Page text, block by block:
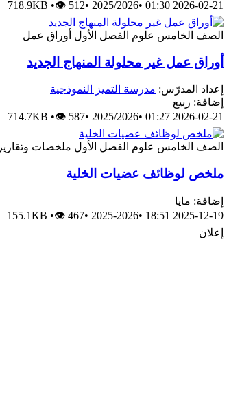
2026-02-21 01:30
•
2025/2026
•
718.9KB •👁 512
الصف الخامس علوم الفصل الأول أوراق عمل
أوراق عمل غير محلولة المنهاج الجديد
إعداد المدرّس: مدرسة التميز النموذجية
إضافة: ربيع
2026-02-21 01:27
•
2025/2026
•
714.7KB •👁 587
الصف الخامس علوم الفصل الأول ملخصات وتقارير
ملخص لوظائف عضيات الخلية
إضافة: مايا
2025-12-19 18:51
•
2025-2026
•
155.1KB •👁 467
إعلان